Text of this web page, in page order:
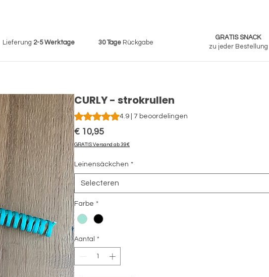
Lieferung 2-5 Werktage 30 Tage Rückgabe
GRATIS SNACK
zu jeder Bestellung
CURLY - strokrullen
Waardering is 4.9 op vijf sterren op basis van 7
4.9 | 7 beoordelingen
€ 10,95Prijs
GRATIS Versand ab 39€
Leinensäckchen *
Selecteren
Farbe *
Aantal *